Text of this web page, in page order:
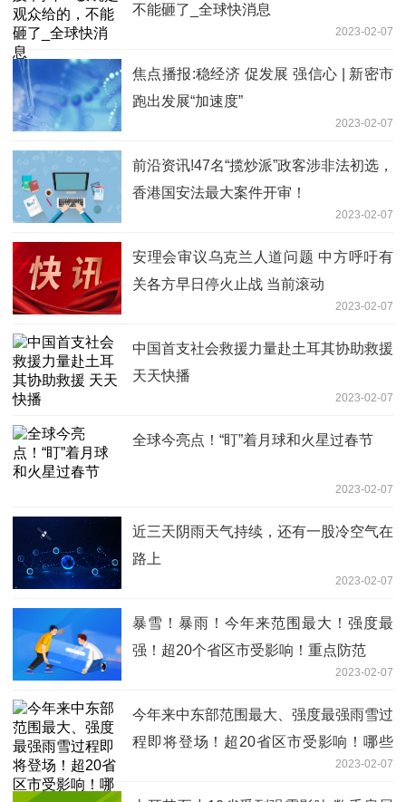
不能砸了_全球快消息
2023-02-07
焦点播报:稳经济 促发展 强信心 | 新密市
跑出发展“加速度”
2023-02-07
前沿资讯!47名“揽炒派”政客涉非法初选，
香港国安法最大案件开审！
2023-02-07
安理会审议乌克兰人道问题 中方呼吁有
关各方早日停火止战 当前滚动
2023-02-07
中国首支社会救援力量赴土耳其协助救援
天天快播
2023-02-07
全球今亮点！“盯”着月球和火星过春节
2023-02-07
近三天阴雨天气持续，还有一股冷空气在
路上
2023-02-07
暴雪！暴雨！今年来范围最大！强度最
强！超20个省区市受影响！重点防范
2023-02-07
今年来中东部范围最大、强度最强雨雪过
程即将登场！超20省区市受影响！哪些
2023-02-07